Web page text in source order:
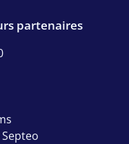
partenaires